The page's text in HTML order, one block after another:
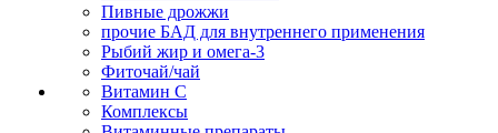
Пивные дрожжи
прочие БАД для внутреннего применения
Рыбий жир и омега-3
Фиточай/чай
Витамин С
Комплексы